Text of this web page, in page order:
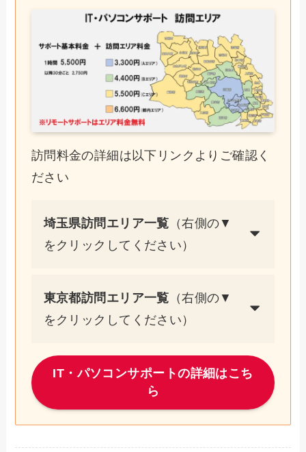
訪問料金の詳細は以下リンクよりご確認く
ださい
埼玉県訪問エリア一覧 （右側の▼
をクリックしてください）
東京都訪問エリア一覧 （右側の▼
をクリックしてください）
IT・パソコンサポートの詳細はこち
ら